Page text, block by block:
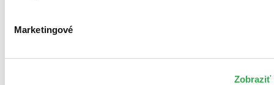
Marketingové
Zobraziť